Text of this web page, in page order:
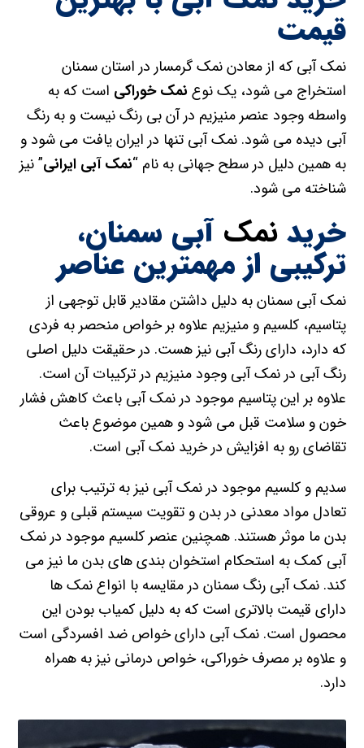
قیمت
نمک آبی که از معادن نمک گرمسار در استان سمنان
استخراج می شود، یک نوع نمک خوراکی است که به
واسطه وجود عنصر منیزیم در آن بی رنگ نیست و به رنگ
آبی دیده می شود. نمک آبی تنها در ایران یافت می شود و
به همین دلیل در سطح جهانی به نام “نمک آبی ایرانی” نیز
شناخته می شود.
خریدنمک آبی سمنان،
ترکیبی از مهمترین عناصر
نمک آبی سمنان به دلیل داشتن مقادیر قابل توجهی از
پتاسیم، کلسیم و منیزیم علاوه بر خواص منحصر به فردی
که دارد، دارای رنگ آبی نیز هست. در حقیقت دلیل اصلی
رنگ آبی در نمک آبی وجود منیزیم در ترکیبات آن است.
علاوه بر این پتاسیم موجود در نمک آبی باعث کاهش فشار
خون و سلامت قبل می شود و همین موضوع باعث
تقاضای رو به افزایش در خرید نمک آبی است.
سدیم و کلسیم موجود در نمک آبی نیز به ترتیب برای
تعادل مواد معدنی در بدن و تقویت سیستم قبلی و عروقی
بدن ما موثر هستند. همچنین عنصر کلسیم موجود در نمک
آبی کمک به استحکام استخوان بندی های بدن ما نیز می
کند. نمک آبی رنگ سمنان در مقایسه با انواع نمک ها
دارای قیمت بالاتری است که به دلیل کمیاب بودن این
محصول است. نمک آبی دارای خواص ضد افسردگی است
و علاوه بر مصرف خوراکی، خواص درمانی نیز به همراه
دارد.